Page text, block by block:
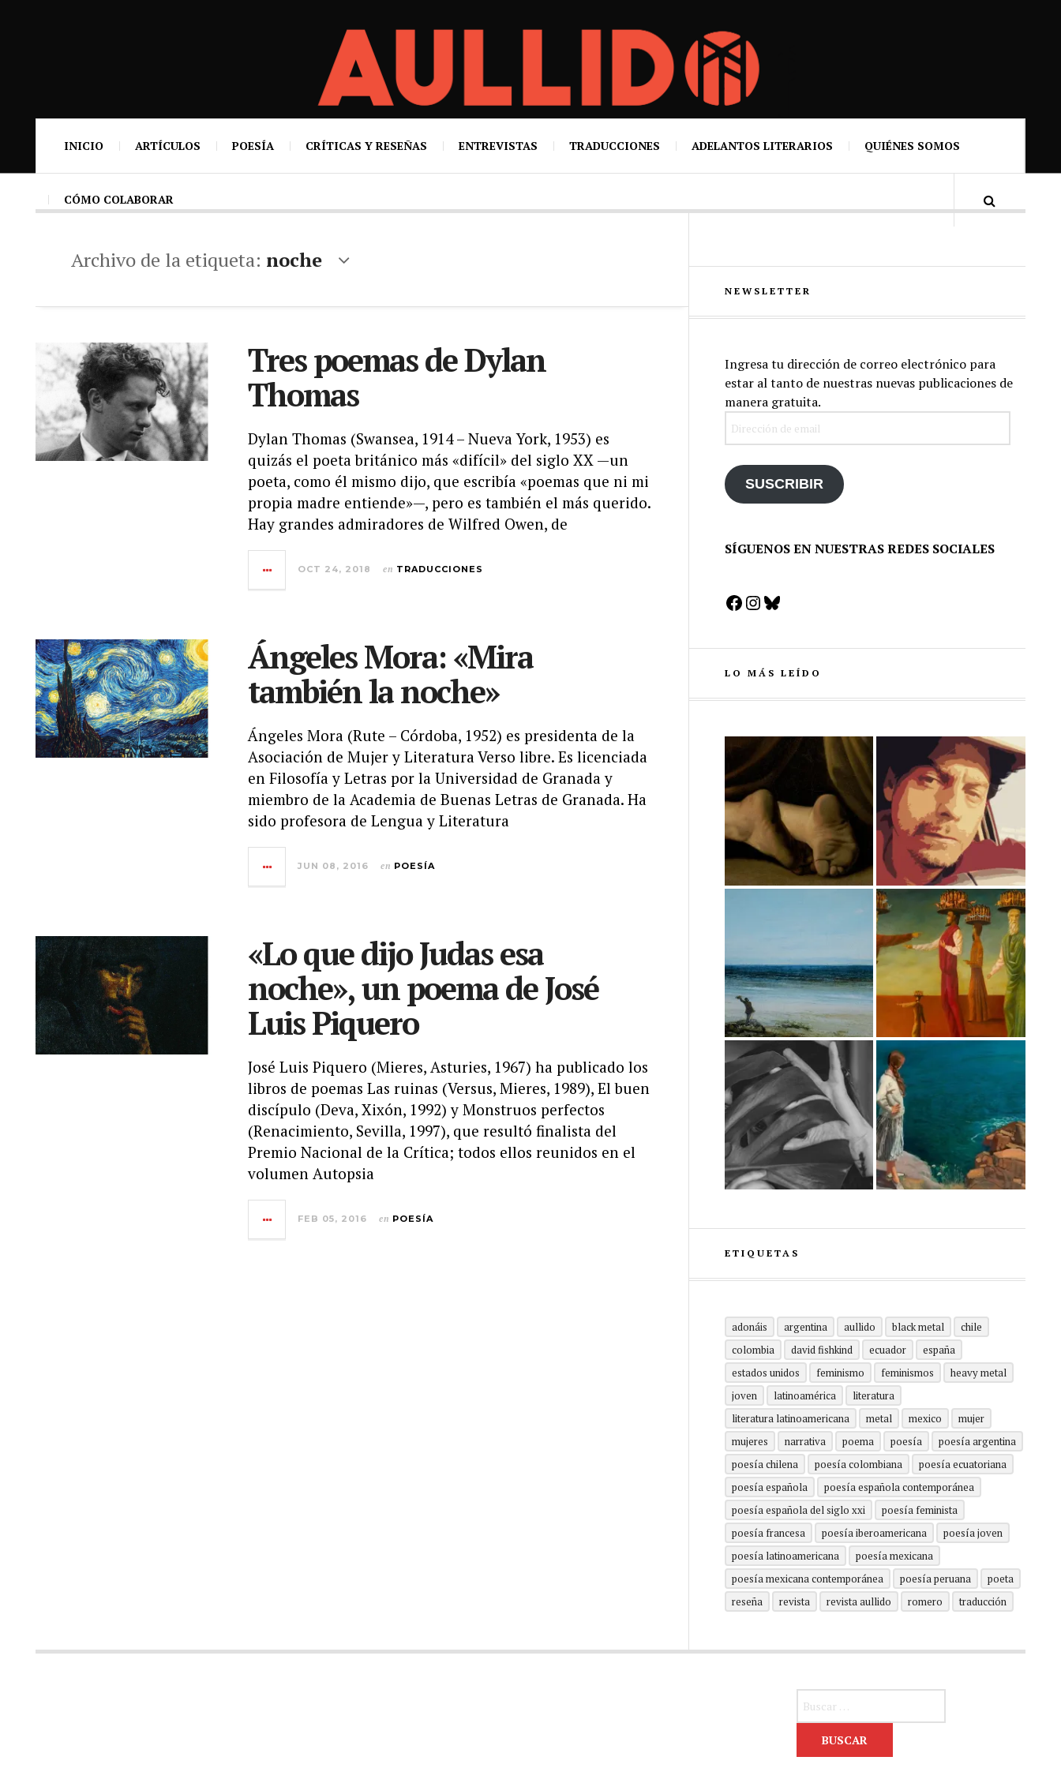
INICIO ARTÍCULOS POESÍA CRÍTICAS Y RESEÑAS ENTREVISTAS TRADUCCIONES ADELANTOS LITERARIOS QUIÉNES SOMOS
CÓMO COLABORAR
Archivo de la etiqueta: noche
Tres poemas de Dylan
Thomas
Dylan Thomas (Swansea, 1914 – Nueva York, 1953) es
quizás el poeta británico más «difícil» del siglo XX —un
poeta, como él mismo dijo, que escribía «poemas que ni mi
propia madre entiende»—, pero es también el más querido.
Hay grandes admiradores de Wilfred Owen, de
OCT 24, 2018 en TRADUCCIONES
Ángeles Mora: «Mira
también la noche»
Ángeles Mora (Rute – Córdoba, 1952) es presidenta de la
Asociación de Mujer y Literatura Verso libre. Es licenciada
en Filosofía y Letras por la Universidad de Granada y
miembro de la Academia de Buenas Letras de Granada. Ha
sido profesora de Lengua y Literatura
JUN 08, 2016 en POESÍA
«Lo que dijo Judas esa
noche», un poema de José
Luis Piquero
José Luis Piquero (Mieres, Asturies, 1967) ha publicado los
libros de poemas Las ruinas (Versus, Mieres, 1989), El buen
discípulo (Deva, Xixón, 1992) y Monstruos perfectos
(Renacimiento, Sevilla, 1997), que resultó finalista del
Premio Nacional de la Crítica; todos ellos reunidos en el
volumen Autopsia
FEB 05, 2016 en POESÍA
NEWSLETTER
Ingresa tu dirección de correo electrónico para
estar al tanto de nuestras nuevas publicaciones de
manera gratuita.
SUSCRIBIR
SÍGUENOS EN NUESTRAS REDES SOCIALES
Facebook
Instagram
Bluesky
LO MÁS LEÍDO
ETIQUETAS
adonáis argentina aullido black metal
chile
colombia
david fishkind ecuador
españa
estados unidos
feminismo feminismos
heavy metal
joven
latinoamérica
literatura
literatura latinoamericana
metal mexico
mujer
mujeres
narrativa poema poesía
poesía argentina
poesía chilena
poesía colombiana
poesía ecuatoriana
poesía española
poesía española contemporánea
poesía española del siglo xxi
poesía feminista
poesía francesa
poesía iberoamericana
poesía joven
poesía latinoamericana
poesía mexicana
poesía mexicana contemporánea
poesía peruana
poeta
reseña
revista revista aullido romero traducción